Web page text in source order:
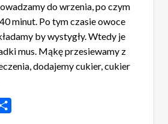
do wrzenia, po czym
minut. Po tym czasie owoce
by wystygły. Wtedy je
mus. Mąkę przesiewamy z
dodajemy cukier, cukier